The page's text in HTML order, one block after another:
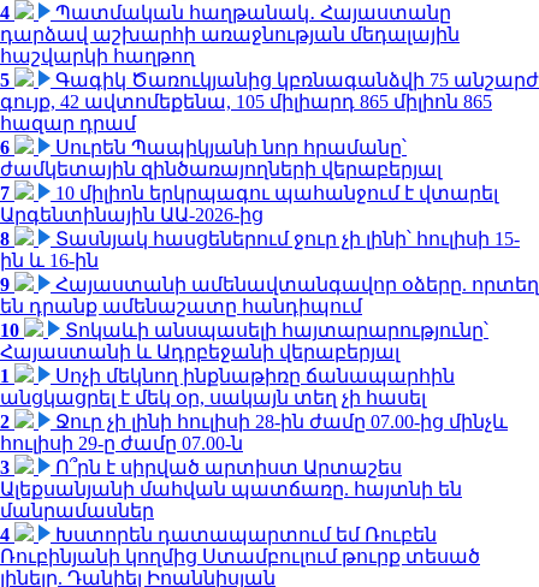
4
Պատմական հաղթանակ․ Հայաստանը
դարձավ աշխարհի առաջնության մեդալային
հաշվարկի հաղթող
5
Գագիկ Ծառուկյանից կբռնագանձվի 75 անշարժ
գույք, 42 ավտոմեքենա, 105 միլիարդ 865 միլիոն 865
հազար դրամ
6
Սուրեն Պապիկյանի նոր հրամանը՝
ժամկետային զինծառայողների վերաբերյալ
7
10 միլիոն երկրպագու պահանջում է վտարել
Արգենտինային ԱԱ-2026-ից
8
Տասնյակ հասցեներում ջուր չի լինի՝ հուլիսի 15-
ին և 16-ին
9
Հայաստանի ամենավտանգավոր օձերը. որտեղ
են դրանք ամենաշատը հանդիպում
10
Տոկաևի անսպասելի հայտարարությունը՝
Հայաստանի և Ադրբեջանի վերաբերյալ
1
Սոչի մեկնող ինքնաթիռը ճանապարհին
անցկացրել է մեկ օր, սակայն տեղ չի հասել
2
Ջուր չի լինի հուլիսի 28-ին ժամը 07.00-ից մինչև
հուլիսի 29-ը ժամը 07.00-ն
3
Ո՞րն է սիրված արտիստ Արտաշես
Ալեքսանյանի մահվան պատճառը. հայտնի են
մանրամասներ
4
Խստորեն դատապարտում եմ Ռուբեն
Ռուբինյանի կողմից Ստամբուլում թուրք տեսած
լինելը. Դանիել Իոաննիսյան